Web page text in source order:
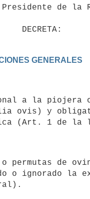
GENERALES
ovis) y
o ignorado la